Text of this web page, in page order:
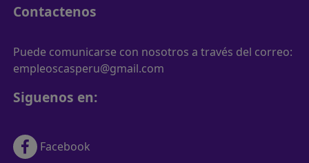
Contactenos
Puede comunicarse con nosotros a través del correo:
empleoscasperu@gmail.com
Siguenos en:
Facebook